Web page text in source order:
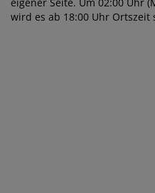
wird es ab 18:00 Uhr Ortszeit